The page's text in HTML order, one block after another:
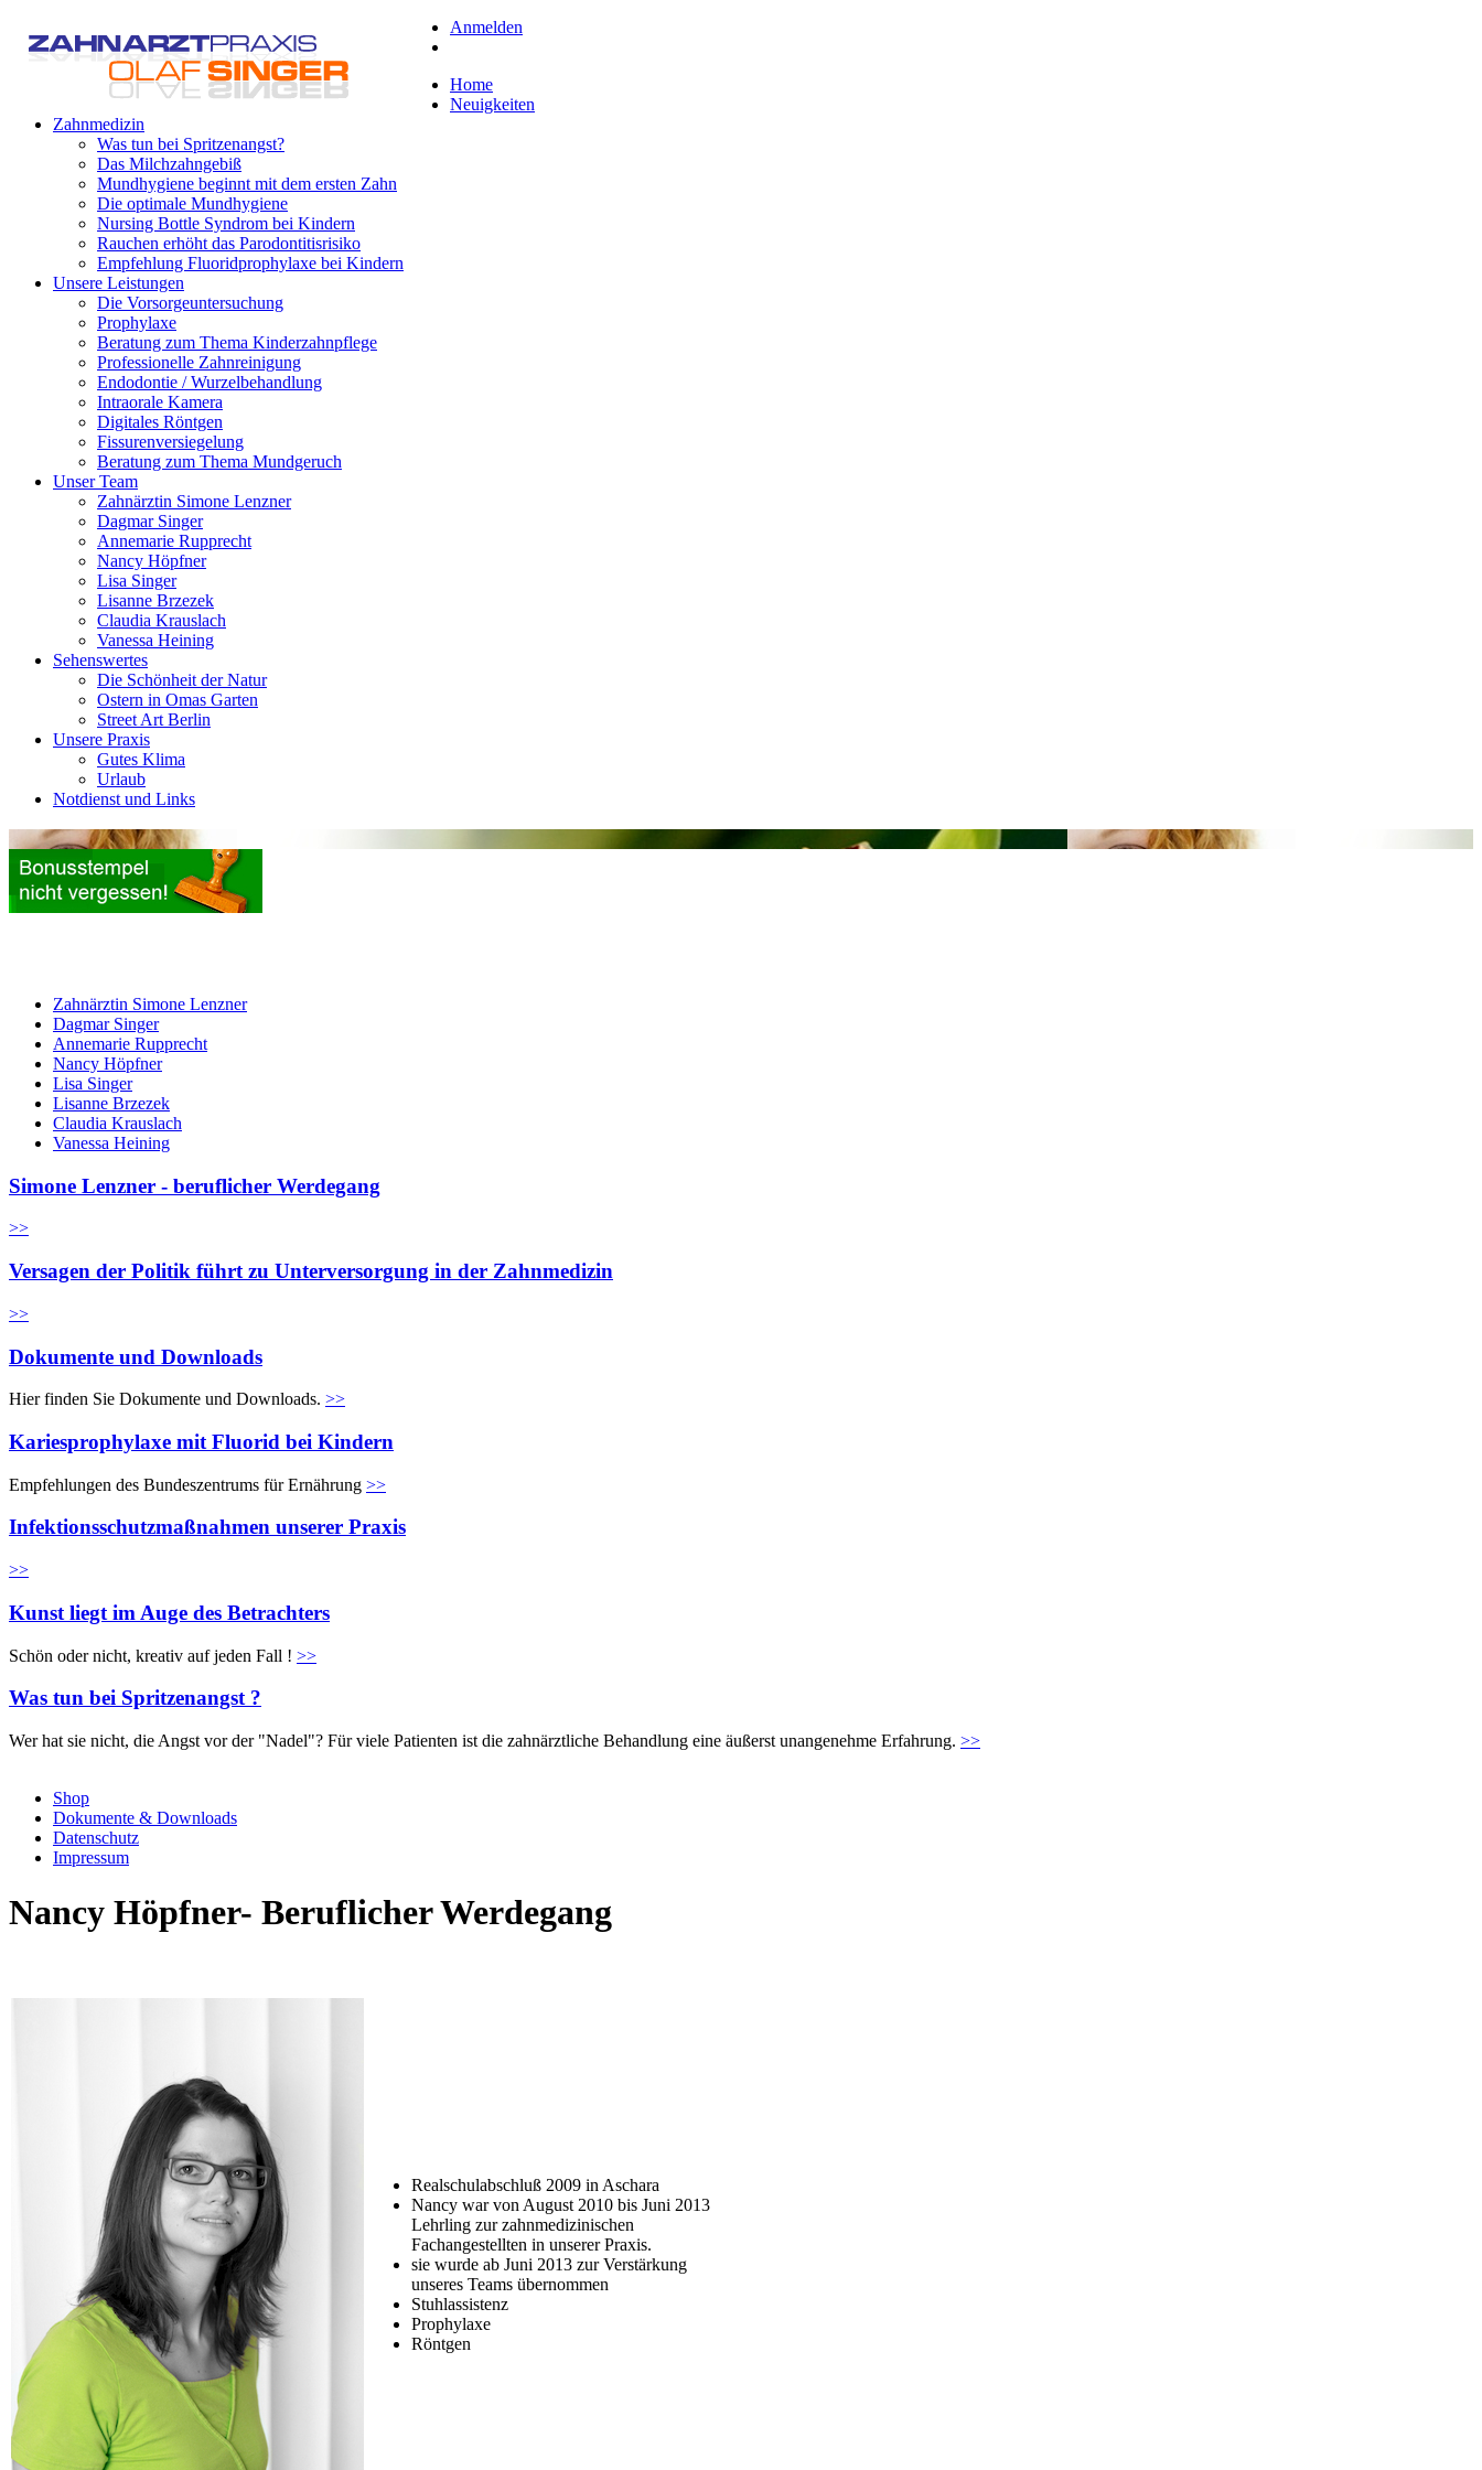
Anmelden
Home
Neuigkeiten
Zahnmedizin
Was tun bei Spritzenangst?
Das Milchzahngebiß
Mundhygiene beginnt mit dem ersten Zahn
Die optimale Mundhygiene
Nursing Bottle Syndrom bei Kindern
Rauchen erhöht das Parodontitisrisiko
Empfehlung Fluoridprophylaxe bei Kindern
Unsere Leistungen
Die Vorsorgeuntersuchung
Prophylaxe
Beratung zum Thema Kinderzahnpflege
Professionelle Zahnreinigung
Endodontie / Wurzelbehandlung
Intraorale Kamera
Digitales Röntgen
Fissurenversiegelung
Beratung zum Thema Mundgeruch
Unser Team
Zahnärztin Simone Lenzner
Dagmar Singer
Annemarie Rupprecht
Nancy Höpfner
Lisa Singer
Lisanne Brzezek
Claudia Krauslach
Vanessa Heining
Sehenswertes
Die Schönheit der Natur
Ostern in Omas Garten
Street Art Berlin
Unsere Praxis
Gutes Klima
Urlaub
Notdienst und Links
Zahnärztin Simone Lenzner
Dagmar Singer
Annemarie Rupprecht
Nancy Höpfner
Lisa Singer
Lisanne Brzezek
Claudia Krauslach
Vanessa Heining
Simone Lenzner - beruflicher Werdegang
>>
Versagen der Politik führt zu Unterversorgung in der Zahnmedizin
>>
Dokumente und Downloads
Hier finden Sie Dokumente und Downloads. >>
Kariesprophylaxe mit Fluorid bei Kindern
Empfehlungen des Bundeszentrums für Ernährung >>
Infektionsschutzmaßnahmen unserer Praxis
>>
Kunst liegt im Auge des Betrachters
Schön oder nicht, kreativ auf jeden Fall ! >>
Was tun bei Spritzenangst ?
Wer hat sie nicht, die Angst vor der "Nadel"? Für viele Patienten ist die zahnärztliche Behandlung eine äußerst unangenehme Erfahrung. >>
Shop
Dokumente & Downloads
Datenschutz
Impressum
Nancy Höpfner- Beruflicher Werdegang
Realschulabschluß 2009 in Aschara
Nancy war von August 2010 bis Juni 2013
Lehrling zur zahnmedizinischen
Fachangestellten in unserer Praxis.
sie wurde ab Juni 2013 zur Verstärkung
unseres Teams übernommen
Stuhlassistenz
Prophylaxe
Röntgen